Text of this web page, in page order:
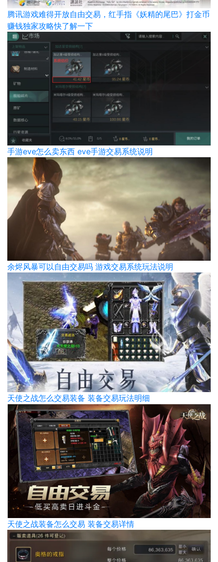
腾讯游戏难得开放自由交易，红手指《妖精的尾巴》打金币
赚钱独家攻略快了解一下
手游eve怎么卖东西 eve手游交易系统说明
余烬风暴可以自由交易吗 游戏交易系统玩法说明
天使之战怎么交易装备 装备交易玩法明细
天使之战装备怎么交易 装备交易详情